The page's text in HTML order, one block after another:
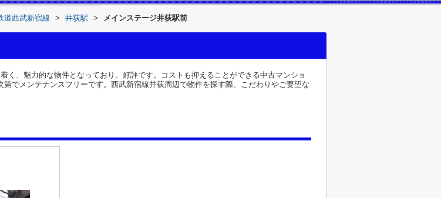
道西武新宿線 > 井荻駅 > メインステージ井荻駅前
く、魅力的な物件となっており、好評です。コストも抑えることができる中古マンショ
でメンテナンスフリーです。西武新宿線井荻周辺で物件を探す際、こだわりやご要望な